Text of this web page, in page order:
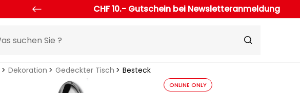
CHF 10.- Gutschein bei Newsletteranmeldung
Dekoration Gedeckter Tisch Besteck
ONLINE ONLY